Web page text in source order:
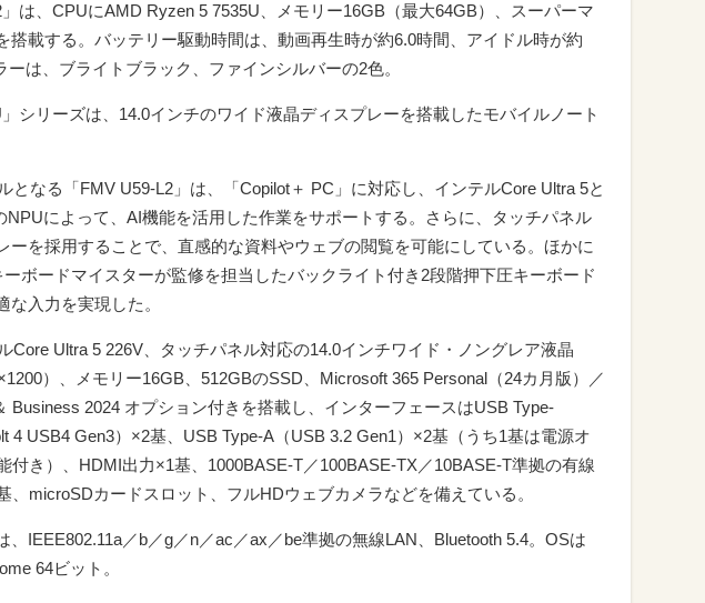
」は、CPUにAMD Ryzen 5 7535U、メモリー16GB（最大64GB）、スーパーマ
搭載する。バッテリー駆動時間は、動画再生時が約6.0時間、アイドル時が約
ーは、ブライトブラック、ファインシルバーの2色。
」シリーズは、14.0インチのワイド液晶ディスプレーを搭載したモバイルノート
となる「FMV U59-L2」は、「Copilot＋ PC」に対応し、インテルCore Ultra 5と
NPUによって、AI機能を活用した作業をサポートする。さらに、タッチパネル
ーを採用することで、直感的な資料やウェブの閲覧を可能にしている。ほかに
ーボードマイスターが監修を担当したバックライト付き2段階押下圧キーボード
な入力を実現した。
Core Ultra 5 226V、タッチパネル対応の14.0インチワイド・ノングレア液晶
）、メモリー16GB、512GBのSSD、Microsoft 365 Personal（24カ月版）／
Business 2024 オプション付きを搭載し、インターフェースはUSB Type-
4 USB4 Gen3）×2基、USB Type-A（USB 3.2 Gen1）×2基（うち1基は電源オ
付き）、HDMI出力×1基、1000BASE-T／100BASE-TX／10BASE-T準拠の有線
、microSDカードスロット、フルHDウェブカメラなどを備えている。
、IEEE802.11a／b／g／n／ac／ax／be準拠の無線LAN、Bluetooth 5.4。OSは
64ビット。